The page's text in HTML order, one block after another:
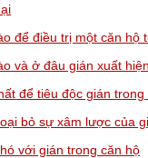
để điều trị một căn hộ
và ở đâu gián xuất
để tiêu độc gián
bỏ sự xâm lược của
với gián trong căn hộ